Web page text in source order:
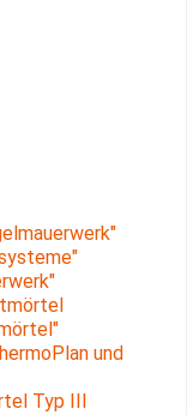
und
Typ III